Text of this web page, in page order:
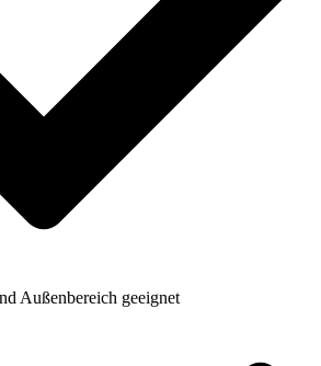
Außenbereich geeignet